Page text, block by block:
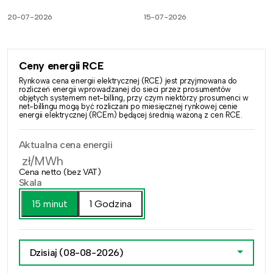
20-07-2026 15-07-2026
Ceny energii RCE
Rynkowa cena energii elektrycznej (RCE) jest przyjmowana do
rozliczeń energii wprowadzanej do sieci przez prosumentów
objętych systemem net-billing, przy czym niektórzy prosumenci w
net-billingu mogą być rozliczani po miesięcznej rynkowej cenie
energii elektrycznej (RCEm) będącej średnią ważoną z cen RCE.
Aktualna cena energii
zł/MWh
Cena netto (bez VAT)
Skala
15 minut
1 Godzina
Dzisiaj (08-08-2026)